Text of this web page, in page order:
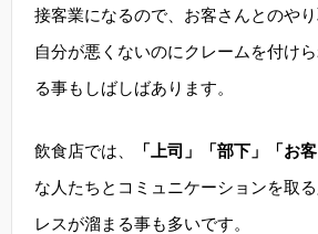
接客業になるので、お客さんとのやり
自分が悪くないのにクレームを付け
る事もしばしばあります。
飲食店では、 「上司」「部下」「お客
な人たちとコミュニケーションを取
レスが溜まる事も多いです。